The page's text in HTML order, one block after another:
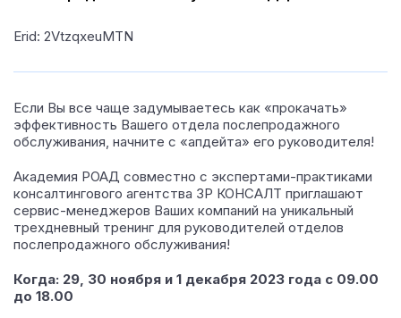
Erid: 2VtzqxeuMTN
Если Вы все чаще задумываетесь как «прокачать»
эффективность Вашего отдела послепродажного
обслуживания, начните с «апдейта» его руководителя!
Академия РОАД совместно с экспертами-практиками
консалтингового агентства ЗР КОНСАЛТ приглашают
сервис-менеджеров Ваших компаний на уникальный
трехдневный тренинг для руководителей отделов
послепродажного обслуживания!
Когда: 29, 30 ноября и 1 декабря 2023 года с 09.00
до 18.00